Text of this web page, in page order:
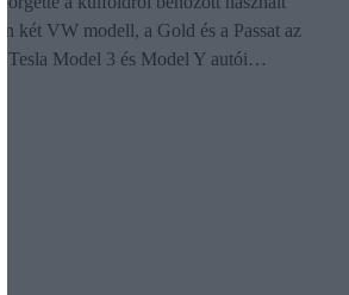
két VW modell, a Gold és a Passat az
Tesla Model 3 és Model Y autói…